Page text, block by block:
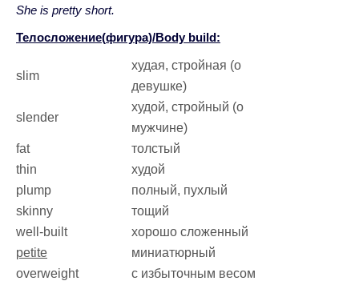
She is pretty short.
Телосложение(фигура)/Body build:
slim
худая, стройная (о
девушке)
slender
худой, стройный (о
мужчине)
fat
толстый
thin
худой
plump
полный, пухлый
skinny
тощий
well-built
хорошо сложенный
petite
миниатюрный
overweight
с избыточным весом